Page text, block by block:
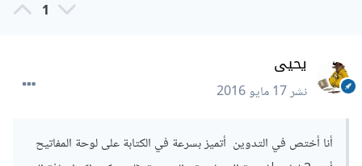
1
يحيى
نشر17 مايو 2016
أنا أختص في التدوين أتميز بسرعة في الكتابة على لوحة المفاتيح